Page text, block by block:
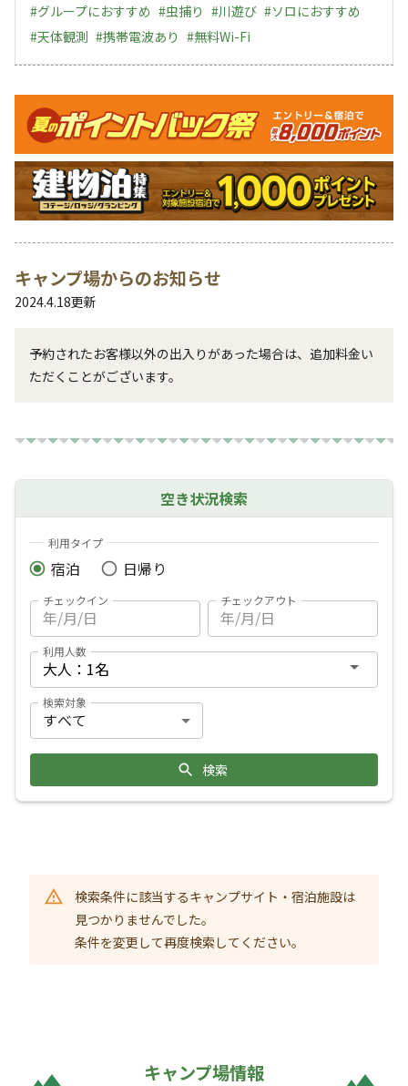
#グループにおすすめ #虫捕り #川遊び #ソロにおすすめ
#天体観測 #携帯電波あり #無料Wi-Fi
キャンペーン
キャンプ場からのお知らせ
2024.4.18更新
予約されたお客様以外の出入りがあった場合は、追加料金い
ただくことがございます。
空き状況検索
利用タイプ
宿泊 日帰り
チェックイン チェックアウト
利用人数
検索対象
検索
検索条件に該当するキャンプサイト・宿泊施設は
見つかりませんでした。
条件を変更して再度検索してください。
キャンプ場情報